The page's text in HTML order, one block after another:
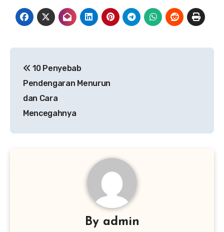
pos
10 Penyebab
Pendengaran Menurun
dan Cara
Mencegahnya
By admin